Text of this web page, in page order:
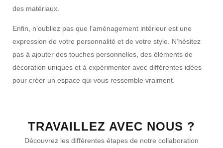
des matériaux.
Enfin, n’oubliez pas que l’aménagement intérieur est une
expression de votre personnalité et de votre style. N’hésitez
pas à ajouter des touches personnelles, des éléments de
décoration uniques et à expérimenter avec différentes idées
pour créer un espace qui vous ressemble vraiment.
TRAVAILLEZ AVEC NOUS ?
Découvrez les différentes étapes de notre collaboration